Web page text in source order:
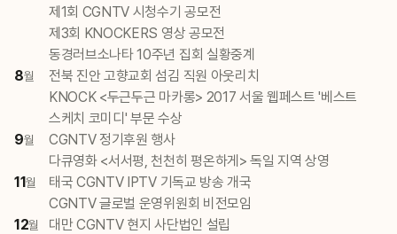
제1회 CGNTV 시청수기 공모전
제3회 KNOCKERS 영상 공모전
동경러브소나타 10주년 집회 실황중계
8월
전북 진안 고향교회 섬김 직원 아웃리치
KNOCK <두근두근 마카롱> 2017 서울 웹페스트 '베스트
스케치 코미디' 부문 수상
9월
CGNTV 정기후원 행사
다큐영화 <서서평, 천천히 평온하게> 독일 지역 상영
11월
태국 CGNTV IPTV 기독교 방송 개국
CGNTV 글로벌 운영위원회 비전모임
12월
대만 CGNTV 현지 사단법인 설립